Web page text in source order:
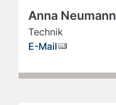
Anna Neumann
Technik
E-Mail